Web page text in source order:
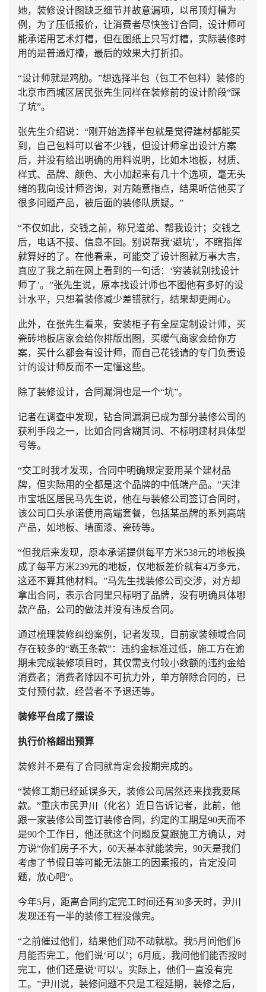
她，装修设计图缺乏细节并故意漏项，以吊顶灯槽为
例，为了压低报价，让消费者尽快签订合同，设计师可
能承诺用艺术灯槽，但在图纸上只写灯槽，实际装修时
用的是普通灯槽，最后的效果大打折扣。
“设计师就是鸡肋。”想选择半包（包工不包料）装修的
北京市西城区居民张先生同样在装修前的设计阶段“踩
了坑”。
张先生介绍说：“刚开始选择半包就是觉得建材都能买
到，自己包料可以省不少钱，但设计师拿出设计方案
后，并没有给出明确的用料说明，比如木地板，材质、
样式、品牌、颜色、大小加起来有几十个选项，毫无头
绪的我向设计师咨询，对方随意指点，结果听信他买了
很多问题产品，被后面的装修队质疑。”
“不仅如此，交钱之前，称兄道弟、帮我设计；交钱之
后，电话不接、信息不回。别说帮我‘避坑’，不瞎指挥
就算好的了。在他看来，可能交了设计图就万事大吉，
真应了我之前在网上看到的一句话：‘穷装就别找设计
师了’。”张先生说，原本找设计师也不图他有多好的设
计水平，只想着装修减少差错就行，结果却更闹心。
此外，在张先生看来，安装柜子有全屋定制设计师，买
瓷砖地板店家会给你排版出图，买暖气商家会给你方
案，买什么都会有设计师，而自己花钱请的专门负责设
计的设计师反而不一定懂这些。
除了装修设计，合同漏洞也是一个“坑”。
记者在调查中发现，钻合同漏洞已成为部分装修公司的
获利手段之一，比如合同含糊其词、不标明建材具体型
号等。
“交工时我才发现，合同中明确规定要用某个建材品
牌，但实际用的全都是这个品牌的中低端产品。”天津
市宝坻区居民马先生说，他在与装修公司签订合同时，
该公司口头承诺使用高端套餐，包括某品牌的系列高端
产品，如地板、墙面漆、瓷砖等。
“但我后来发现，原本承诺提供每平方米538元的地板换
成了每平方米239元的地板，仅地板差价就有4万多元，
这还不算其他材料。”马先生找装修公司交涉，对方却
拿出合同，表示合同里只标明了品牌，没有明确具体哪
款产品，公司的做法并没有违反合同。
通过梳理装修纠纷案例，记者发现，目前家装领域合同
存在较多的“霸王条款”：违约金标准过低，施工方在逾
期未完成装修项目时，其仅需支付较小数额的违约金给
消费者；消费者除因不可抗力外，单方解除合同的，已
支付预付款，经营者不予退还等。
装修平台成了摆设
执行价格超出预算
装修并不是有了合同就肯定会按期完成的。
“装修工期已经延误多天，装修公司居然还来找我要尾
款。”重庆市民尹川（化名）近日告诉记者，此前，他
跟一家装修公司签订装修合同，约定的工期是90天而不
是90个工作日，他还就这个问题反复跟施工方确认，对
方说“你们房子不大，60天基本就能装完，90天是我们
考虑了节假日等可能无法施工的因素报的，肯定没问
题，放心吧”。
今年5月，距离合同约定完工时间还有30多天时，尹川
发现还有一半的装修工程没做完。
“之前催过他们，结果他们动不动就歇。我5月问他们6
月能否完工，他们说‘可以’；6月底，我问他们能否按时
完工，他们还是说‘可以’。实际上，他们一直没有完
工。”尹川说，装修问题不只是工程延期，装修之后，